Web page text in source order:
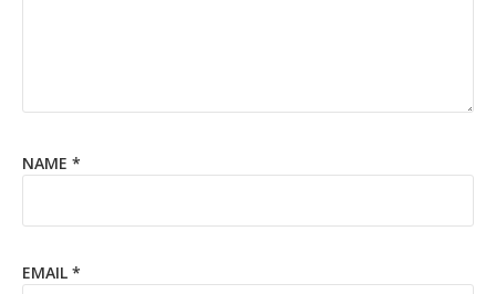
NAME *
EMAIL *